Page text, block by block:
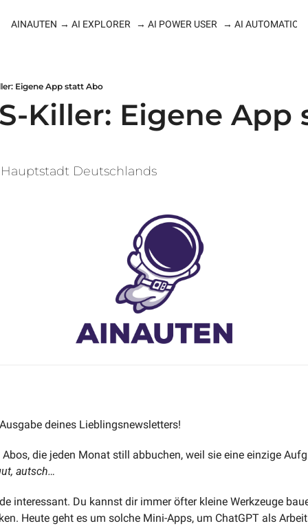
AINAUTEN → AI EXPLORER → AI POWER USER → AI AUTOMATION
Eigene App statt Abo
Killer: Eigene App
Hauptstadt Deutschlands
deines Lieblingsnewsletters!
autsch…
interessant. Du kannst dir immer öfter kleine Werkzeuge
Heute geht es um solche Mini-Apps, um ChatGPT als